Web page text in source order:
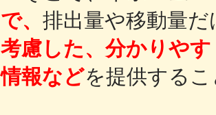
で、 排出量や移動量
考慮した、分かりや
情報などを提供する